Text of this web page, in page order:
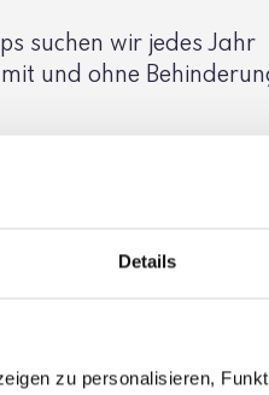
Details
zu personalisieren,
suchen wir jedes Jahr
und ohne